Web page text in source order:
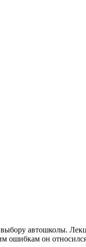
автошколы.
ошибкам он